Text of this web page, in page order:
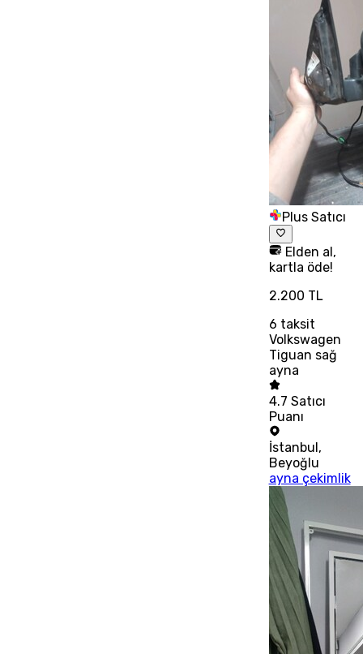
Plus Satıcı
Elden al,
kartla öde!
2.200 TL
6 taksit
Volkswagen
Tiguan sağ
ayna
4.7 Satıcı
Puanı
İstanbul,
Beyoğlu
ayna çekimlik